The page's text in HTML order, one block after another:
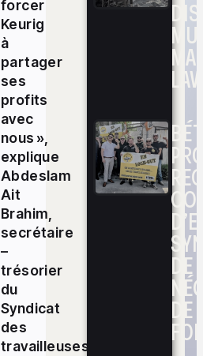
DE
DE
FOI
forcer
Keurig
à
partager
ses
profits
avec
nous »,
explique
Abdeslam
Ait
Brahim,
secrétaire
–
trésorier
du
Syndicat
des
travailleuses